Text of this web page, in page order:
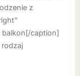
z
caption]